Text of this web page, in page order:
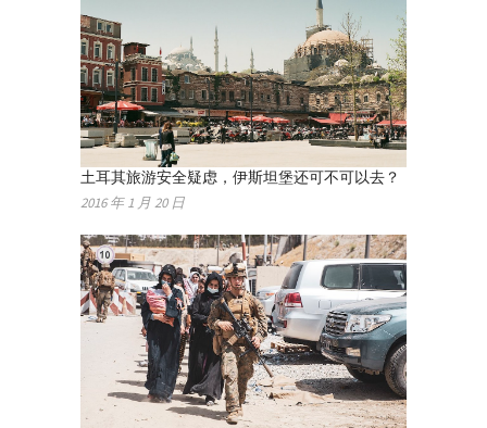
土耳其旅游安全疑虑，伊斯坦堡还可不可以去？
2016 年 1 月 20 日